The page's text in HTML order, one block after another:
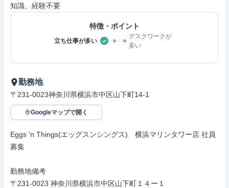
知識、経験不要
特徴・ポイント
立ち仕事が多い
デスクワークが
多い
勤務地
〒231-0023神奈川県横浜市中区山下町14-1
Googleマップで開く
Eggs 'n Things(エッグスンシングス)　横浜マリンタワー店 社員
募集
勤務地備考
〒231-0023 神奈川県横浜市中区山下町１４ー１